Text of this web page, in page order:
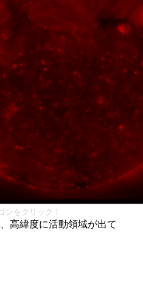
をクリック！
高緯度に活動領域が出て